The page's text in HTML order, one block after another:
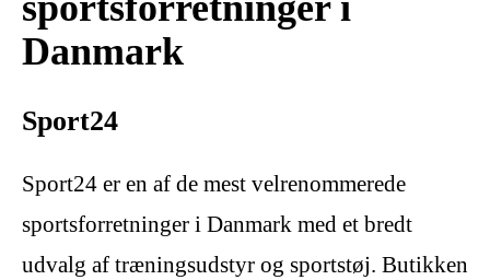
Danmark
Sport24
Sport24 er en af de mest velrenommerede
sportsforretninger i Danmark med et bredt
udvalg af træningsudstyr og sportstøj. Butikken